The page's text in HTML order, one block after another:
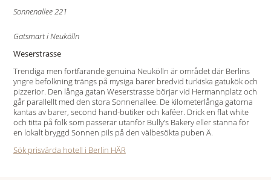
Sonnenallee 221
Gatsmart i Neukölln
Weserstrasse
Trendiga men fortfarande genuina Neukölln är området där Berlins
yngre befolkning trängs på mysiga barer bredvid turkiska gatukök och
pizzerior. Den långa gatan Weserstrasse börjar vid Hermannplatz och
går parallellt med den stora Sonnenallee. De kilometerlånga gatorna
kantas av barer, second hand-butiker och kaféer. Drick en flat white
och titta på folk som passerar utanför Bully’s Bakery eller stanna för
en lokalt bryggd Sonnen pils på den välbesökta puben Ä.
Sök prisvärda hotell i Berlin HÄR